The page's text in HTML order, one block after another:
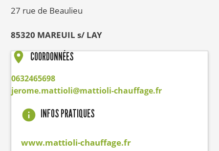
27 rue de Beaulieu
85320 MAREUIL s/ LAY
COORDONNÉES
0632465698
jerome.mattioli@mattioli-chauffage.fr
INFOS PRATIQUES
www.mattioli-chauffage.fr